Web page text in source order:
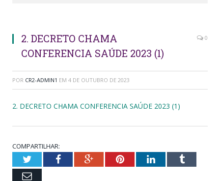
2. DECRETO CHAMA
CONFERENCIA SAÚDE 2023 (1)
0
POR CR2-ADMIN1 EM 4 DE OUTUBRO DE 2023
2. DECRETO CHAMA CONFERENCIA SAÚDE 2023 (1)
COMPARTILHAR:
TwitterFacebookGoogle+PinterestLinkedInTumblr
Email